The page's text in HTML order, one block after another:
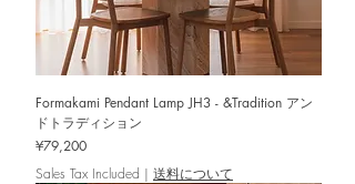
Formakami Pendant Lamp JH3 - &Tradition アン
ドトラディション
Price
¥79,200
Sales Tax Included | 送料について